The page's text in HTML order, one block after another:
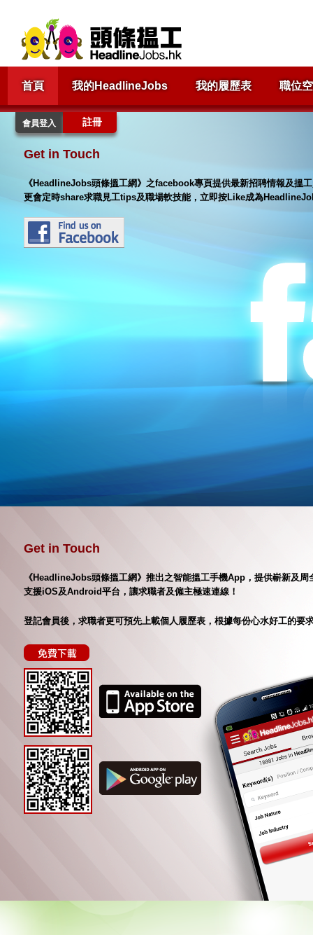
首頁 我的HeadlineJobs 我的履歷表 職位
會員登入 註冊
Get in Touch
《HeadlineJobs頭條搵工網》之facebook專頁提供最新招聘情報及搵
更會定時share求職見工tips及職場軟技能，立即按Like成為
Get in Touch
《HeadlineJobs頭條搵工網》推出之智能搵工手機App，提供嶄新及
支援iOS及Android平台，讓求職者及僱主極速連線！
登記會員後，求職者更可預先上載個人履歷表，根據每份心水好工的要